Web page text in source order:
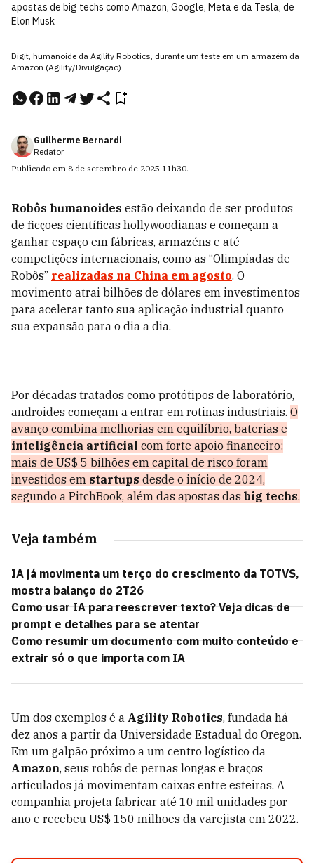
apostas de big techs como Amazon, Google, Meta e da Tesla, de
Elon Musk
Digit, humanoide da Agility Robotics, durante um teste em um armazém da
Amazon (Agility/Divulgação)
Guilherme Bernardi
Redator
Publicado em 8 de setembro de 2025 11h30.
Robôs humanoides estão deixando de ser produtos
de ficções científicas hollywoodianas e começam a
ganhar espaço em fábricas, armazéns e até
competições internacionais, como as “Olimpíadas de
Robôs” realizadas na China em agosto. O
movimento atrai bilhões de dólares em investimentos
para acelerar tanto sua aplicação industrial quanto
sua expansão para o dia a dia.
Por décadas tratados como protótipos de laboratório,
androides começam a entrar em rotinas industriais. O
avanço combina melhorias em equilíbrio, baterias e
inteligência artificial com forte apoio financeiro:
mais de US$ 5 bilhões em capital de risco foram
investidos em startups desde o início de 2024,
segundo a PitchBook, além das apostas das big techs.
Veja também
IA já movimenta um terço do crescimento da TOTVS,
mostra balanço do 2T26
Como usar IA para reescrever texto? Veja dicas de
prompt e detalhes para se atentar
Como resumir um documento com muito conteúdo e
extrair só o que importa com IA
Um dos exemplos é a Agility Robotics, fundada há
dez anos a partir da Universidade Estadual do Oregon.
Em um galpão próximo a um centro logístico da
Amazon, seus robôs de pernas longas e braços
articulados já movimentam caixas entre esteiras. A
companhia projeta fabricar até 10 mil unidades por
ano e recebeu US$ 150 milhões da varejista em 2022.